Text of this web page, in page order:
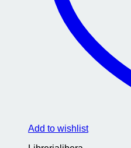
Add to wishlist